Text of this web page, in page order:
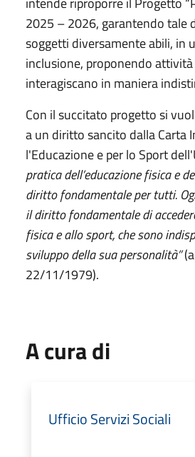
2025 – 2026, garantendo tale
soggetti diversamente abili, in
inclusione, proponendo
interagiscano in maniera
Con il succitato progetto si
a un diritto sancito dalla Carta
l'Educazione e per lo Sport
pratica dell’educazione fisica e
diritto fondamentale per tutti.
il diritto fondamentale di
fisica e allo sport, che sono
sviluppo della sua personalità”
22/11/1979).
A cura di
Ufficio Servizi Sociali